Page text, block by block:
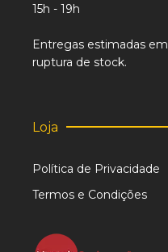
15h - 19h
Entregas estimadas
ruptura de stock.
Loja
Política de Privacidade
Termos e Condições